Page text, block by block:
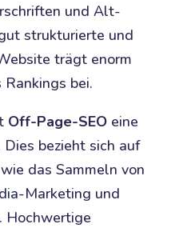
und Alt-
strukturierte und
trägt enorm
Rankings bei.
Off-Page-SEOeine
bezieht sich auf
das Sammeln von
Marketing und
Hochwertige